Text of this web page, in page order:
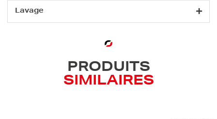
Lavage
PRODUITS
SIMILAIRES